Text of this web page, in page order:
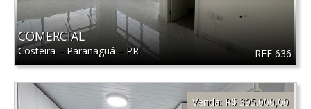
REF 636
COMERCIAL
Costeira – Paranaguá – PR
Venda: R$ 395.000,00